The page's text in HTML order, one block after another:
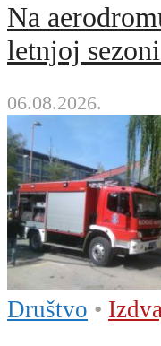
Na
letnjoj
06.08.2026.
Društvo •